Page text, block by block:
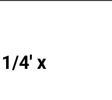
4′ x